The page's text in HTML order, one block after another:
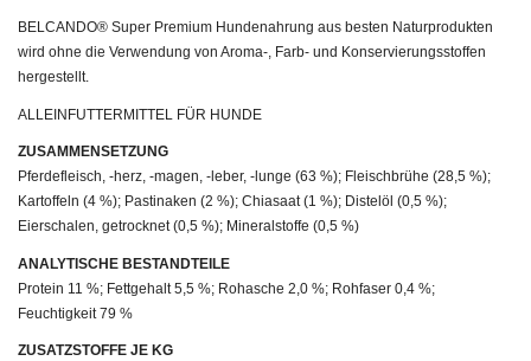
BELCANDO® Super Premium Hundenahrung aus besten Naturprodukten
wird ohne die Verwendung von Aroma-, Farb- und Konservierungsstoffen
hergestellt.
ALLEINFUTTERMITTEL FÜR HUNDE
ZUSAMMENSETZUNG
Pferdefleisch, -herz, -magen, -leber, -lunge (63 %); Fleischbrühe (28,5 %);
Kartoffeln (4 %); Pastinaken (2 %); Chiasaat (1 %); Distelöl (0,5 %);
Eierschalen, getrocknet (0,5 %); Mineralstoffe (0,5 %)
ANALYTISCHE BESTANDTEILE
Protein 11 %; Fettgehalt 5,5 %; Rohasche 2,0 %; Rohfaser 0,4 %;
Feuchtigkeit 79 %
ZUSATZSTOFFE JE KG